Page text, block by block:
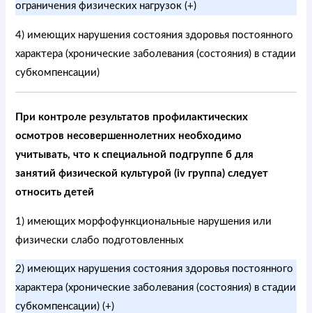
ограничения физических нагрузок (+)
4) имеющих нарушения состояния здоровья постоянного
характера (хронические заболевания (состояния) в стадии
субкомпенсации)
При контроле результатов профилактических
осмотров несовершеннолетних необходимо
учитывать, что к специальной подгруппе б для
занятий физической культурой (iv группа) следует
относить детей
1) имеющих морфофункциональные нарушения или
физически слабо подготовленных
2) имеющих нарушения состояния здоровья постоянного
характера (хронические заболевания (состояния) в стадии
субкомпенсации) (+)